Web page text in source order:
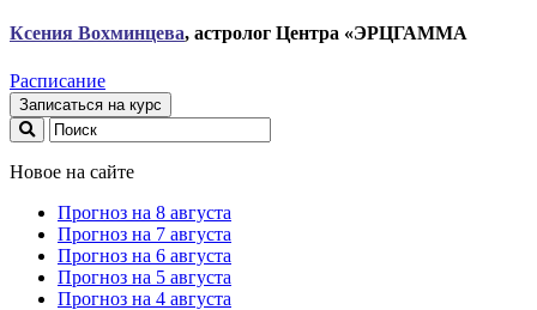
Ксения Вохминцева, астролог Центра «ЭРЦГАММА
Расписание
Записаться на курс
Новое на сайте
Прогноз на 8 августа
Прогноз на 7 августа
Прогноз на 6 августа
Прогноз на 5 августа
Прогноз на 4 августа